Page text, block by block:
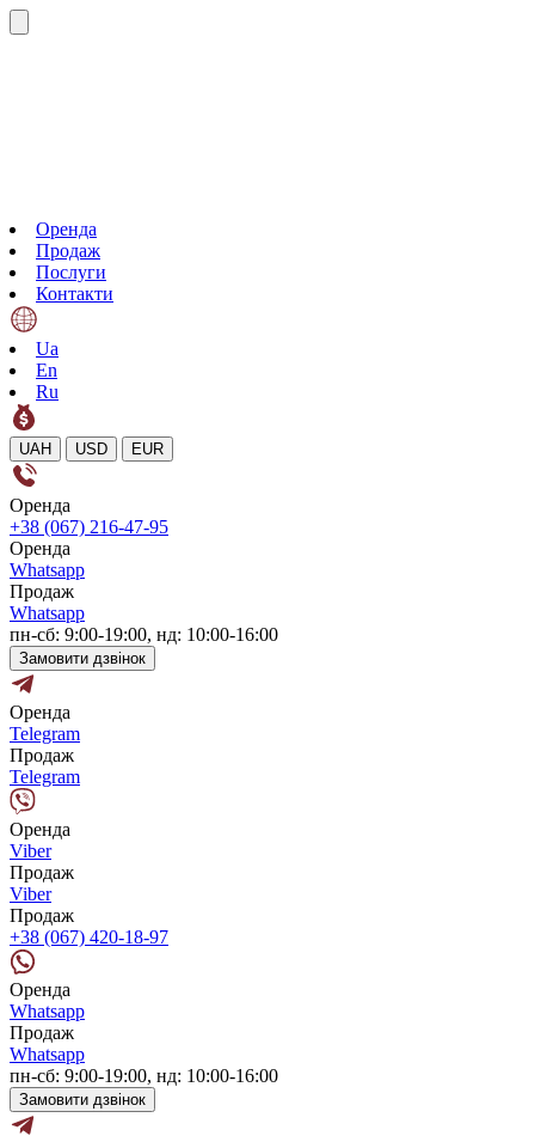
Оренда
Продаж
Послуги
Контакти
Ua
En
Ru
UAH USD EUR
Оренда
+38 (067) 216-47-95
Оренда
Whatsapp
Продаж
Whatsapp
пн-сб: 9:00-19:00, нд: 10:00-16:00
Замовити дзвінок
Оренда
Telegram
Продаж
Telegram
Оренда
Viber
Продаж
Viber
Продаж
+38 (067) 420-18-97
Оренда
Whatsapp
Продаж
Whatsapp
пн-сб: 9:00-19:00, нд: 10:00-16:00
Замовити дзвінок